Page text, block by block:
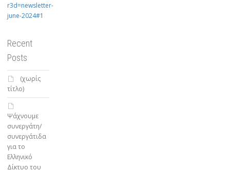
r3d=newsletter-
june-2024#1
Recent
Posts
(χωρίς
τίτλο)
Ψάχνουμε
συνεργάτη/
συνεργάτιδα
για το
Ελληνικό
Δίκτυο του